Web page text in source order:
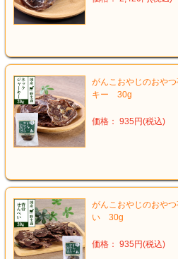
がんこおやじのおや
キー 30g
価格： 935円(税込)
がんこおやじのおや
い 30g
価格： 935円(税込)